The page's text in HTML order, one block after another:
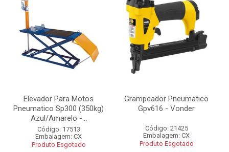
Elevador Para Motos
Pneumatico Sp300 (350kg)
Azul/Amarelo -...
Código: 17513
Embalagem: CX
Produto Esgotado
Grampeador Pneumatico
Gpv616 - Vonder
Código: 21425
Embalagem: CX
Produto Esgotado